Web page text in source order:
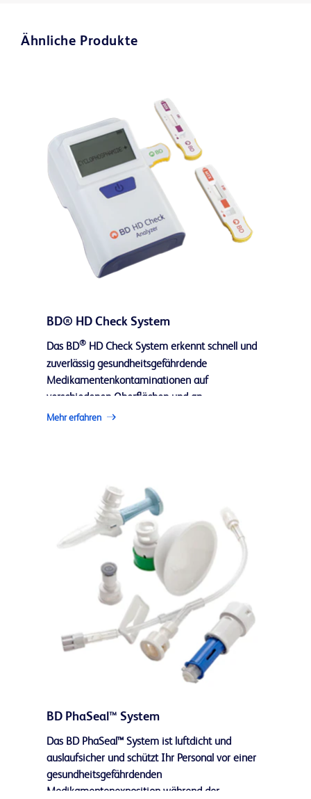
Ähnliche Produkte
BD® HD Check System
Das BD®HD Check System erkennt schnell und
zuverlässig gesundheitsgefährdende
Medikamentenkontaminationen auf
verschiedenen Oberflächen und an
verschiedenen Stellen.
Mehr erfahren
BD PhaSeal™ System
Das BD PhaSeal™ System ist luftdicht und
auslaufsicher und schützt Ihr Personal vor einer
gesundheitsgefährdenden
Medikamentenexposition während der